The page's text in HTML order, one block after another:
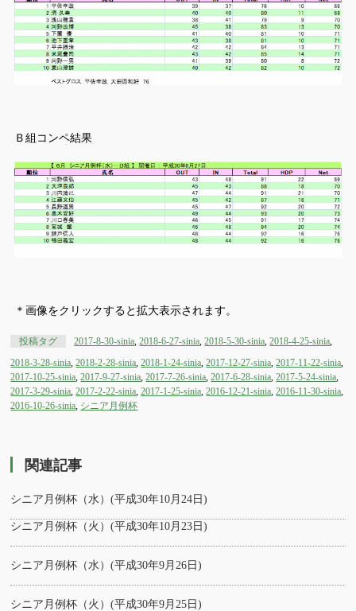
Ｂ組コンペ結果
＊画像をクリックすると拡大表示されます。
投稿タグ 2017-8-30-sinia,2018-6-27-sinia,2018-5-30-sinia,2018-4-25-sinia,
2018-3-28-sinia,2018-2-28-sinia,2018-1-24-sinia,2017-12-27-sinia,2017-11-22-sinia,
2017-10-25-sinia,2017-9-27-sinia,2017-7-26-sinia,2017-6-28-sinia,2017-5-24-sinia,
2017-3-29-sinia,2017-2-22-sinia,2017-1-25-sinia,2016-12-21-sinia,2016-11-30-sinia,
2016-10-26-sinia, シニア月例杯
関連記事
シニア月例杯（水）(平成30年10月24日)
シニア月例杯（火）(平成30年10月23日)
シニア月例杯（水）(平成30年9月26日)
シニア月例杯（火）(平成30年9月25日)